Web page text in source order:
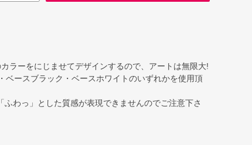
ラーをにじませてデザインするので、アートは無限大!
ベースブラック・ベースホワイトのいずれかを使用頂
ふわっ」とした質感が表現できませんのでご注意下さ